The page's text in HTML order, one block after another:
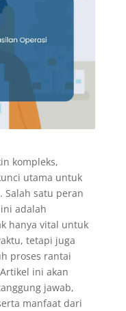
kompleks,
utama untuk
Salah satu peran
adalah
hanya vital untuk
tetapi juga
proses rantai
ini akan
jawab,
manfaat dari